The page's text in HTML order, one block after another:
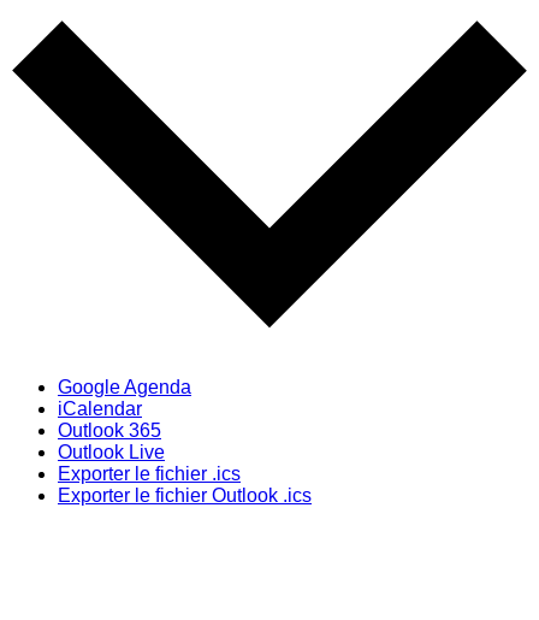
Google Agenda
iCalendar
Outlook 365
Outlook Live
Exporter le fichier .ics
Exporter le fichier Outlook .ics